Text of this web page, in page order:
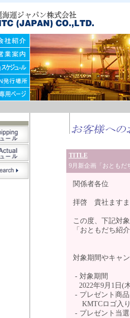
TITLE
9月新企画「おともだ
関係者各位
拝啓 貴社ますま
この度、下記対
「おともだち紹
対象期間やキャ
- 対象期間
2022年9月1日(
- プレゼント商品
KMTCロゴ入り
- プレゼント当